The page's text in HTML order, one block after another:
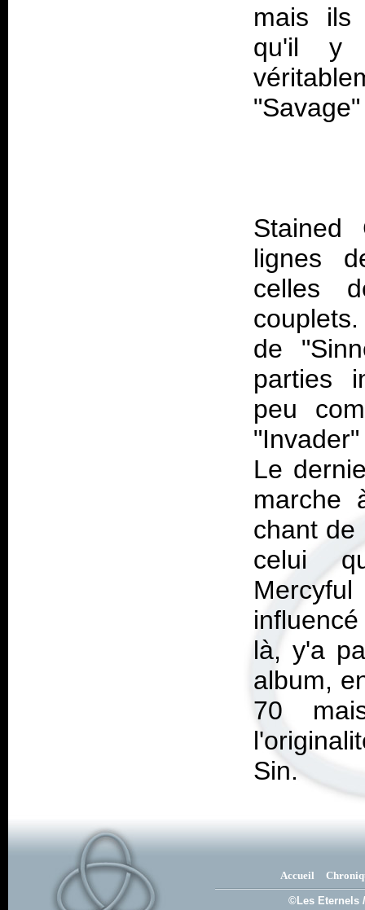
mais ils
qu'il y
Stained
lignes
celles
de
parties
peu
Le
marche
chant de
celui
là, y'a
album,
70
Sin.
Accueil
©Les Eternels